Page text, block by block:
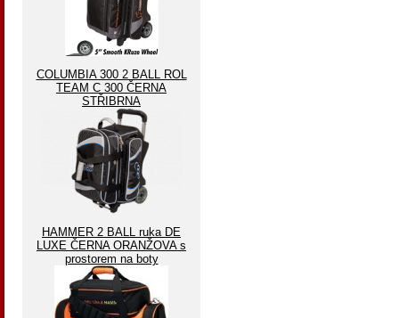
COLUMBIA 300 2 BALL ROL
TEAM C 300 ČERNA
STŘIBRNA
HAMMER 2 BALL ruka DE
LUXE ČERNA ORANŽOVA s
prostorem na boty